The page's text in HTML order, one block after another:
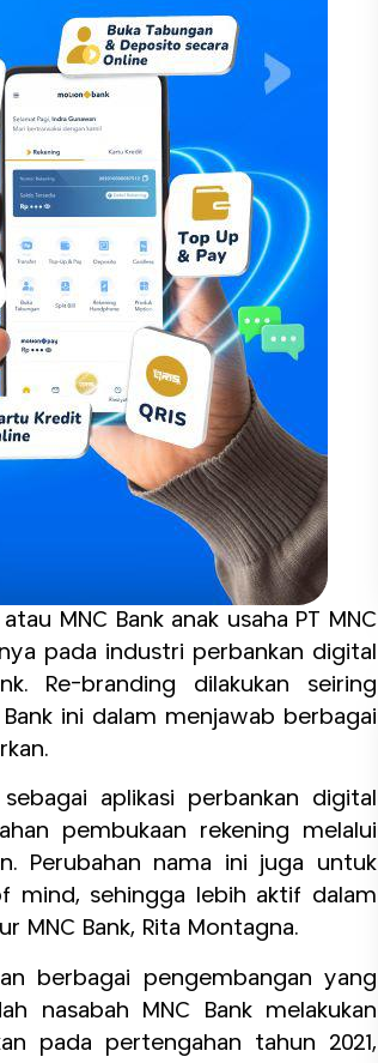
MNC Bank anak usaha PT MNC
pada industri perbankan digital
Re-branding dilakukan seiring
ini dalam menjawab berbagai
aplikasi perbankan digital
pembukaan rekening melalui
Perubahan nama ini juga untuk
mind, sehingga lebih aktif dalam
MNC Bank, Rita Montagna.
berbagai pengembangan yang
nasabah MNC Bank melakukan
pada pertengahan tahun 2021,